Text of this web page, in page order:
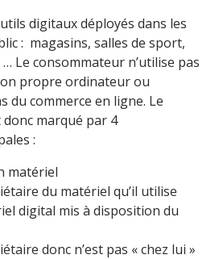
digitaux déployés dans les
: magasins, salles de sport,
Le consommateur n’utilise pas
propre ordinateur ou
du commerce en ligne. Le
marqué par 4
:
matériel
du matériel qu’il utilise
digital mis à disposition du
donc n’est pas « chez lui »